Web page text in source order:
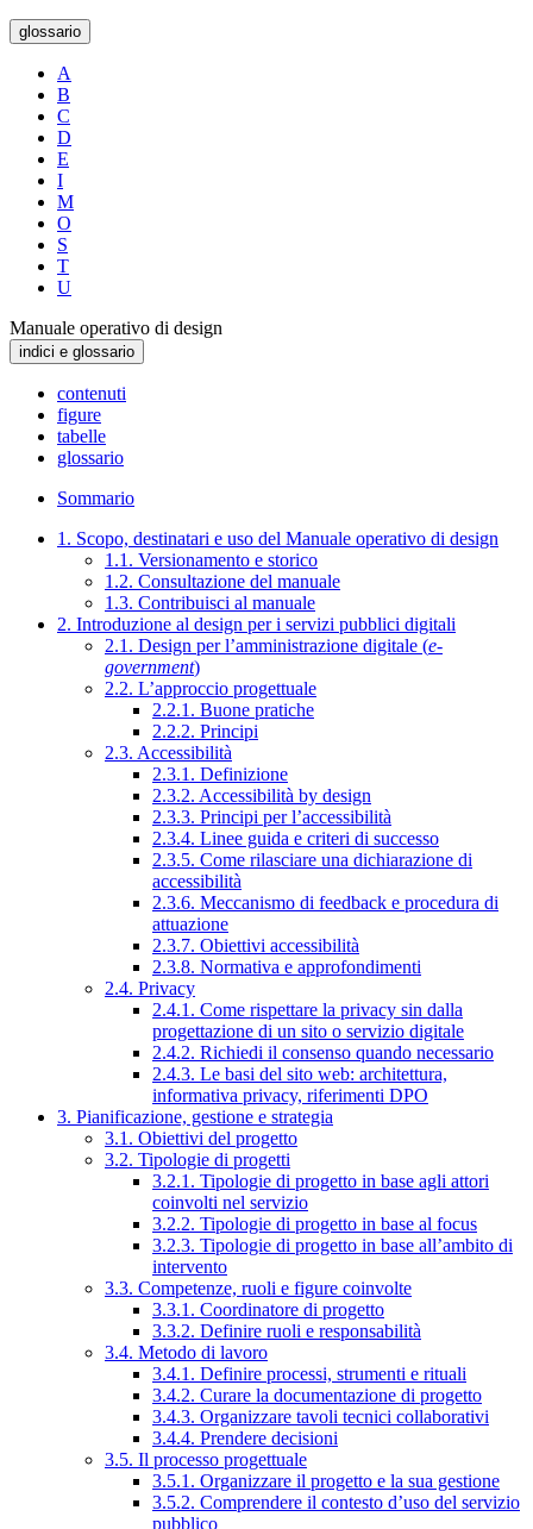
glossario
A
B
C
D
E
I
M
O
S
T
U
Manuale operativo di design
indici e glossario
contenuti
figure
tabelle
glossario
Sommario
1. Scopo, destinatari e uso del Manuale operativo di design
1.1. Versionamento e storico
1.2. Consultazione del manuale
1.3. Contribuisci al manuale
2. Introduzione al design per i servizi pubblici digitali
2.1. Design per l’amministrazione digitale (e-
government)
2.2. L’approccio progettuale
2.2.1. Buone pratiche
2.2.2. Principi
2.3. Accessibilità
2.3.1. Definizione
2.3.2. Accessibilità by design
2.3.3. Principi per l’accessibilità
2.3.4. Linee guida e criteri di successo
2.3.5. Come rilasciare una dichiarazione di
accessibilità
2.3.6. Meccanismo di feedback e procedura di
attuazione
2.3.7. Obiettivi accessibilità
2.3.8. Normativa e approfondimenti
2.4. Privacy
2.4.1. Come rispettare la privacy sin dalla
progettazione di un sito o servizio digitale
2.4.2. Richiedi il consenso quando necessario
2.4.3. Le basi del sito web: architettura,
informativa privacy, riferimenti DPO
3. Pianificazione, gestione e strategia
3.1. Obiettivi del progetto
3.2. Tipologie di progetti
3.2.1. Tipologie di progetto in base agli attori
coinvolti nel servizio
3.2.2. Tipologie di progetto in base al focus
3.2.3. Tipologie di progetto in base all’ambito di
intervento
3.3. Competenze, ruoli e figure coinvolte
3.3.1. Coordinatore di progetto
3.3.2. Definire ruoli e responsabilità
3.4. Metodo di lavoro
3.4.1. Definire processi, strumenti e rituali
3.4.2. Curare la documentazione di progetto
3.4.3. Organizzare tavoli tecnici collaborativi
3.4.4. Prendere decisioni
3.5. Il processo progettuale
3.5.1. Organizzare il progetto e la sua gestione
3.5.2. Comprendere il contesto d’uso del servizio
pubblico